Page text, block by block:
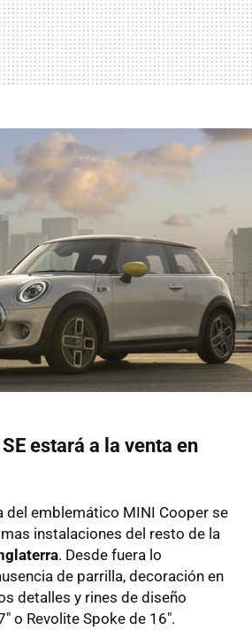
estará a la venta en
del emblemático MINI Cooper se
instalaciones del resto de la
. Desde fuera lo
de parrilla, decoración en
detalles y rines de diseño
o Revolite Spoke de 16".